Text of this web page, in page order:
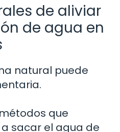
de aliviar
de agua en
natural puede
que
sacar el agua de